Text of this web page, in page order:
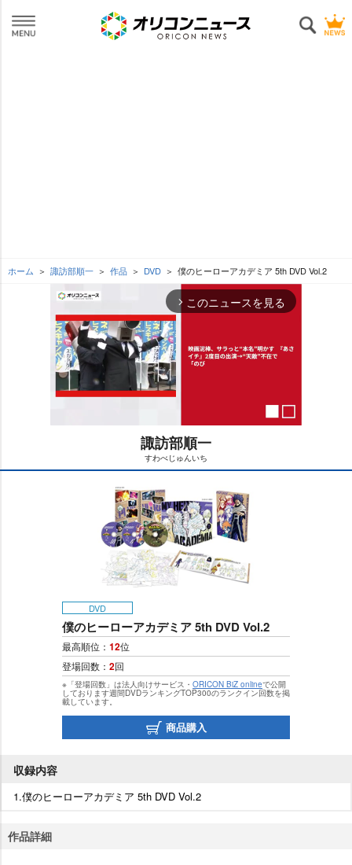
ホーム 諏訪部順一 作品 DVD 僕のヒーローアカデミア 5th DVD Vol.2
arrow_forward_ios このニュースを見る
M
t
e
諏訪部順一
すわべじゅんいち
DVD
僕のヒーローアカデミア 5th DVD Vol.2
最高順位： 12位
登場回数： 2回
※「登場回数」は法人向けサービス・ ORICON BiZ onlineで公開
しております週間DVDランキングTOP300のランクイン回数を掲
載しています。
商品購入
収録内容
1.僕のヒーローアカデミア 5th DVD Vol.2
作品詳細